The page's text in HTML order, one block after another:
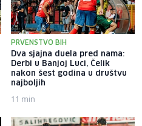
PRVENSTVO BIH
Dva sjajna duela pred nama:
Derbi u Banjoj Luci, Čelik
nakon šest godina u društvu
najboljih
11 min